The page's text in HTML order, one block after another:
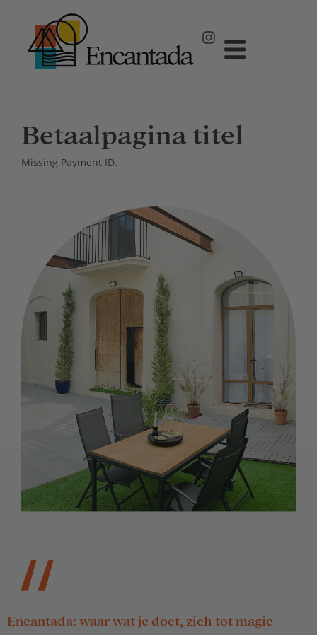
Betaalpagina titel
Missing Payment ID.
Encantada: waar wat je doet, zich tot magie